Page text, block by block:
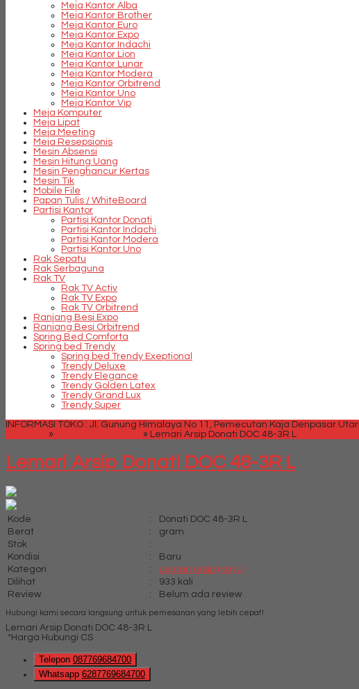
Meja Kantor Alba
Meja Kantor Brother
Meja Kantor Euro
Meja Kantor Expo
Meja Kantor Indachi
Meja Kantor Lion
Meja Kantor Lunar
Meja Kantor Modera
Meja Kantor Orbitrend
Meja Kantor Uno
Meja Kantor Vip
Meja Komputer
Meja Lipat
Meja Meeting
Meja Resepsionis
Mesin Absensi
Mesin Hitung Uang
Mesin Penghancur Kertas
Mesin Tik
Mobile File
Papan Tulis / WhiteBoard
Partisi Kantor
Partisi Kantor Donati
Partisi Kantor Indachi
Partisi Kantor Modera
Partisi Kantor Uno
Rak Sepatu
Rak Serbaguna
Rak TV
Rak TV Activ
Rak TV Expo
Rak TV Orbitrend
Ranjang Besi Expo
Ranjang Besi Orbitrend
Spring Bed Comforta
Spring bed Trendy
Spring bed Trendy Exeptional
Trendy Deluxe
Trendy Elegance
Trendy Golden Latex
Trendy Grand Lux
Trendy Super
INFORMASI TOKO : Jl. Gunung Himalaya No 11, Pemecutan Kaja Denpasar
» » Lemari Arsip Donati DOC 48-3R L
Lemari Arsip Donati DOC 48-3R L
Kode :
Donati DOC 48-3R L
Berat
:
gram
Stok
:
Kondisi
:
Baru
Kategori
:
Lemari Arsip (Kayu)
Dilihat
:
933 kali
Review
: Belum ada review
Hubungi kami secara langsung untuk pemesanan yang lebih cepat!
Lemari Arsip Donati DOC 48-3R L
*Harga Hubungi CS
Telepon 087769684700
Whatsapp 6287769684700